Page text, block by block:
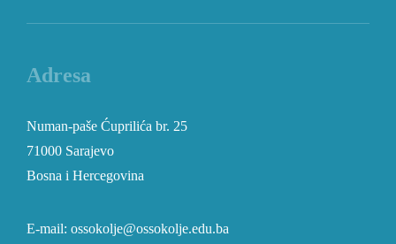
Adresa
Numan-paše Ćuprilića br. 25
71000 Sarajevo
Bosna i Hercegovina
E-mail: ossokolje@ossokolje.edu.ba